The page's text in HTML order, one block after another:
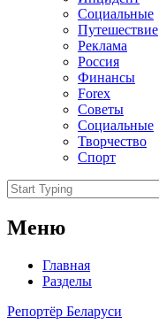
Социальные
Путешествие
Реклама
Россия
Финансы
Forex
Советы
Социальные
Творчество
Спорт
Меню
Главная
Разделы
Репортёр Беларуси